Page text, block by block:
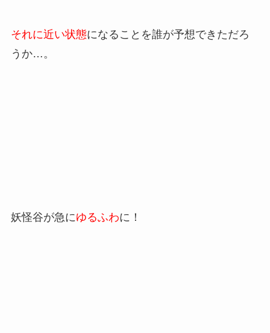
それに近い状態になることを誰が予想できただろ
うか…。
妖怪谷が急にゆるふわに！